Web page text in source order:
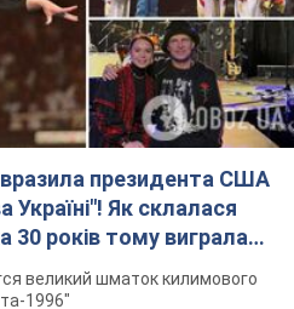
аномальної
злива:
на річки.
грн боргу